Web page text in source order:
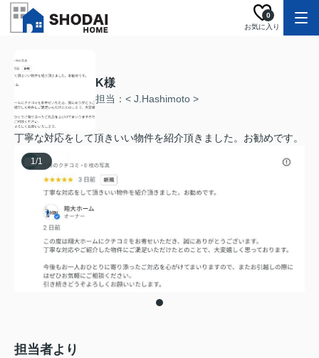
お気に入り
0
K様
担当：< J.Hashimoto >
丁寧な対応をして頂きいい物件を紹介頂きました。お勧めです。
1/1
担当者より